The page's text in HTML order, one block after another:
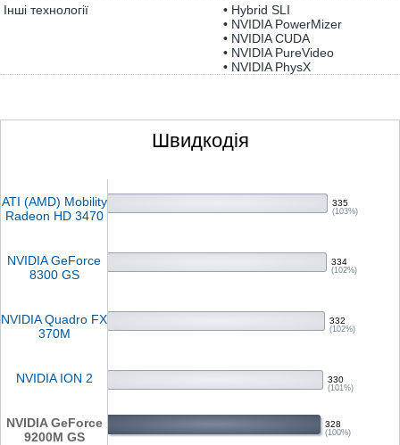
Інші технології
• Hybrid SLI
• NVIDIA PowerMizer
• NVIDIA CUDA
• NVIDIA PureVideo
• NVIDIA PhysX
Швидкодія
ATI (AMD) Mobility
Radeon HD 3470
335
(103%)
NVIDIA GeForce
8300 GS
334
(102%)
NVIDIA Quadro FX
370M
332
(102%)
NVIDIA ION 2 330
(101%)
NVIDIA GeForce
9200M GS
328
(100%)